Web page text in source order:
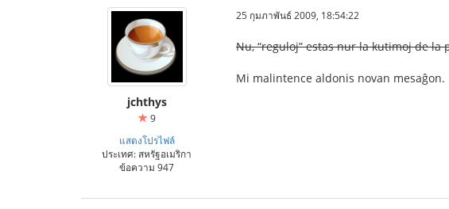
jchthys
9
แสดงโปรไฟล์
ประเทศ: สหรัฐอเมริกา
ข้อความ 947
25 กุมภาพันธ์ 2009, 18:54:22
Nu, “reguloj” estas nur la kutimoj de
Mi malintence aldonis novan mesaĝon.